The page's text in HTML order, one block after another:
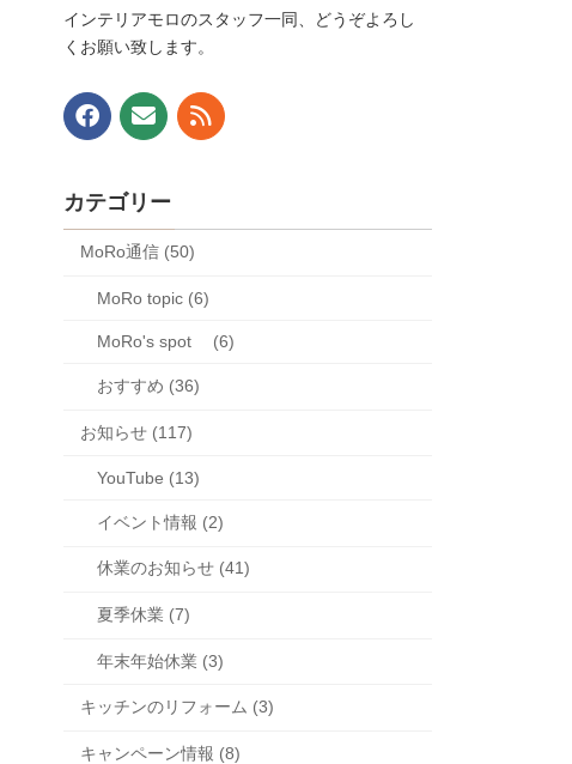
インテリアモロのスタッフ一同、どうぞよろし
くお願い致します。
カテゴリー
MoRo通信 (50)
MoRo topic (6)
MoRo's spot (6)
おすすめ (36)
お知らせ (117)
YouTube (13)
イベント情報 (2)
休業のお知らせ (41)
夏季休業 (7)
年末年始休業 (3)
キッチンのリフォーム (3)
キャンペーン情報 (8)